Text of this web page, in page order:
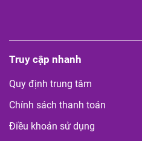
Truy cập nhanh
Quy định trung tâm
Chính sách thanh toán
Điều khoản sử dụng